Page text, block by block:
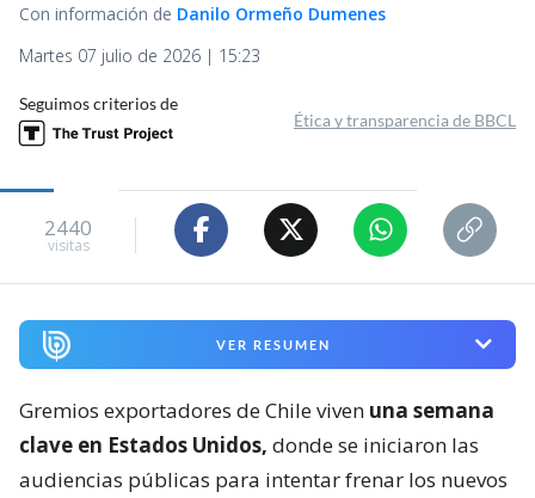
Con información de Danilo Ormeño Dumenes
Martes 07 julio de 2026 | 15:23
Seguimos criterios de
Ética y transparencia de BBCL
2440
visitas
VER RESUMEN
Gremios exportadores de Chile viven una semana
clave en Estados Unidos, donde se iniciaron las
audiencias públicas para intentar frenar los nuevos